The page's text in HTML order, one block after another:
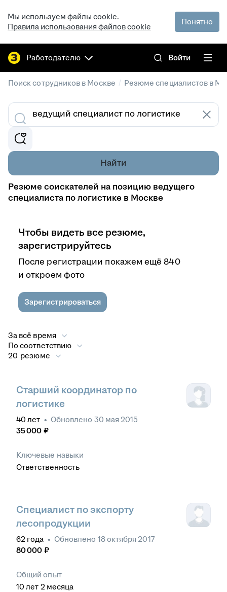
Мы используем файлы cookie.
Правила использования файлов cookie
Понятно
Работодателю Войти
Поиск сотрудников в Москве / Резюме специалистов в
Найти
Резюме соискателей на позицию ведущего
специалиста по логистике в Москве
Чтобы видеть все резюме,
зарегистрируйтесь
После регистрации покажем ещё 840
и откроем фото
Зарегистрироваться
За всё время
По соответствию
20 резюме
Старший координатор по
логистике
40 лет • Обновлено 30 мая 2015
35 000 ₽
Ключевые навыки
Ответственность
Специалист по экспорту
лесопродукции
62 года • Обновлено 18 октября 2017
80 000 ₽
Общий опыт
10 лет 2 месяца